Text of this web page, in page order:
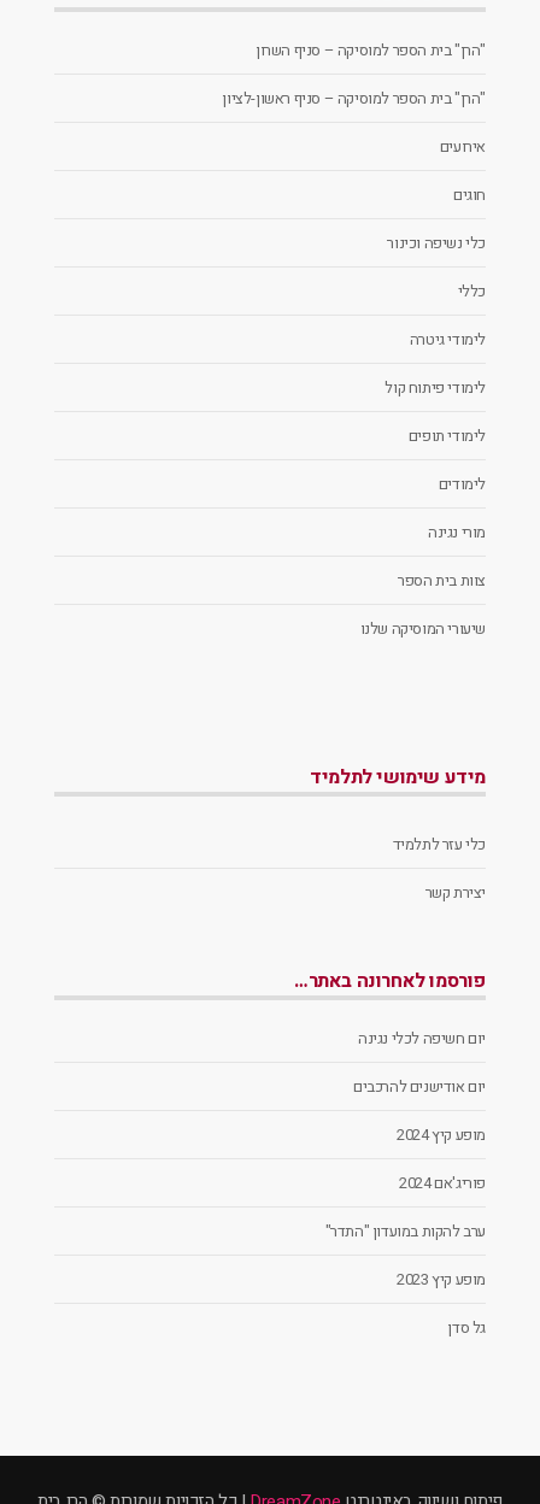
"הרן" בית הספר למוסיקה – סניף השרון
"הרן" בית הספר למוסיקה – סניף ראשון-לציון
אירועים
חוגים
כלי נשיפה וכינור
כללי
לימודי גיטרה
לימודי פיתוח קול
לימודי תופים
לימודים
מורי נגינה
צוות בית הספר
שיעורי המוסיקה שלנו
מידע שימושי לתלמיד
כלי עזר לתלמיד
יצירת קשר
פורסמו לאחרונה באתר…
יום חשיפה לכלי נגינה
יום אודישנים להרכבים
מופע קיץ 2024
פוריג'אם 2024
ערב להקות במועדון "התדר"
מופע קיץ 2023
גל סדן